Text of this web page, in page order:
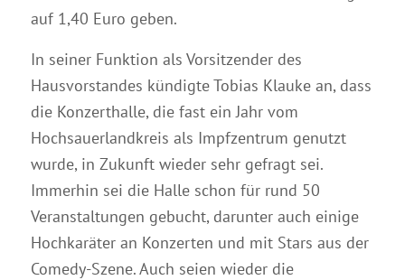
auf 1,40 Euro geben.
In seiner Funktion als Vorsitzender des
Hausvorstandes kündigte Tobias Klauke an, dass
die Konzerthalle, die fast ein Jahr vom
Hochsauerlandkreis als Impfzentrum genutzt
wurde, in Zukunft wieder sehr gefragt sei.
Immerhin sei die Halle schon für rund 50
Veranstaltungen gebucht, darunter auch einige
Hochkaräter an Konzerten und mit Stars aus der
Comedy-Szene. Auch seien wieder die